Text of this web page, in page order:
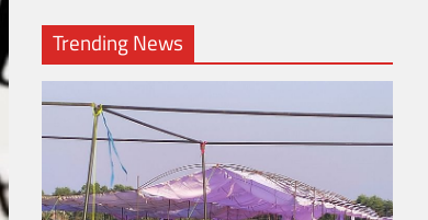
Trending News